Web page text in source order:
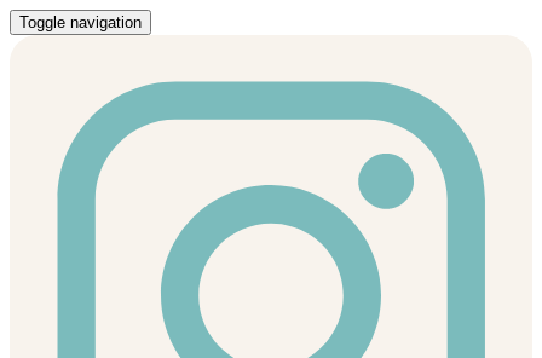
Toggle navigation